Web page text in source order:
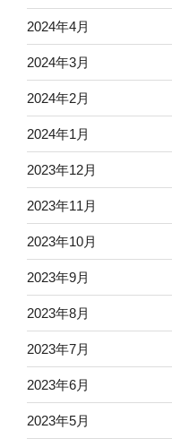
2024年4月
2024年3月
2024年2月
2024年1月
2023年12月
2023年11月
2023年10月
2023年9月
2023年8月
2023年7月
2023年6月
2023年5月